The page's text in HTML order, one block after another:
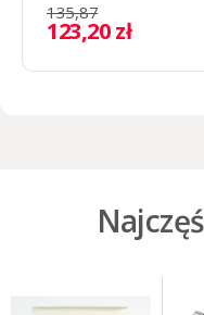
135,87
123,20 zł